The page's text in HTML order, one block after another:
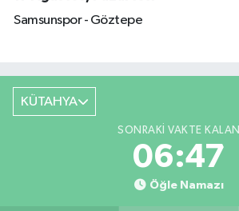
Samsunspor - Göztepe
KÜTAHYA
SONRAKI VAKTE KALAN
06:46
Öğle Namazı